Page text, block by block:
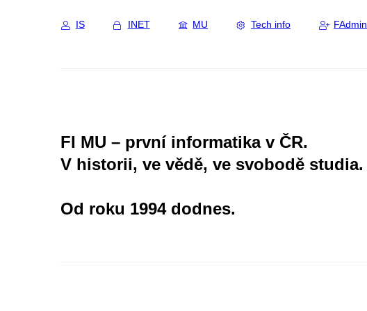
IS INET MU Tech info FAdmin
FI MU – první informatika v ČR.
V historii, ve vědě, ve svobodě studia.
Od roku 1994 dodnes.